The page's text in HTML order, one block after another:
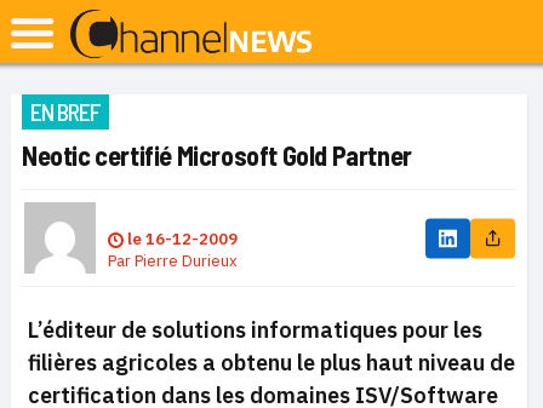
EN BREF
Neotic certifié Microsoft Gold Partner
le16-12-2009
ParPierre Durieux
L’éditeur de solutions informatiques pour les
filières agricoles a obtenu le plus haut niveau de
certification dans les domaines ISV/Software